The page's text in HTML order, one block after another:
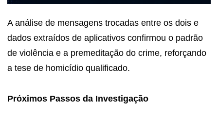
A análise de mensagens trocadas entre os dois e
dados extraídos de aplicativos confirmou o padrão
de violência e a premeditação do crime, reforçando
a tese de homicídio qualificado.
Próximos Passos da Investigação